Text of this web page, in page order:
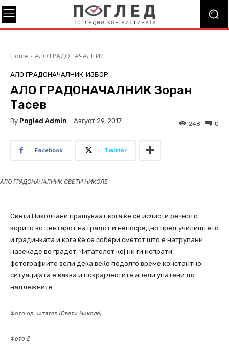
Home АЛО ГРАДОНАЧАЛНИК
АЛО ГРАДОНАЧАЛНИК ИЗБОР
АЛО ГРАДОНАЧАЛНИК Зоран
Тасев
By Pogled Admin Август 29, 2017 0
248
Facebook Twitter
АЛО ГРАДОНАЧАЛНИК СВЕТИ НИКОЛЕ
Свети Николчани прашуваат кога ќе се исчисти речното
корито во центарот на градот и непосредно пред училиштето
и градинката и кога ќе се собери сметот што е натрупани
насекаде во градот. Читателот кој ни ги испрати
фотографиите вели дека веќе подолго време константно
ситуацијата е ваква и покрај честите апели упатени до
надлежните.
Фото од читател (Свети Николе)
Фото 2